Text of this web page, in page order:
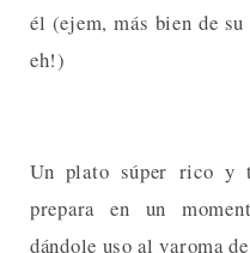
él (ejem, más bien de
eh!)
Un plato súper rico y
prepara en un
dándole uso al varoma